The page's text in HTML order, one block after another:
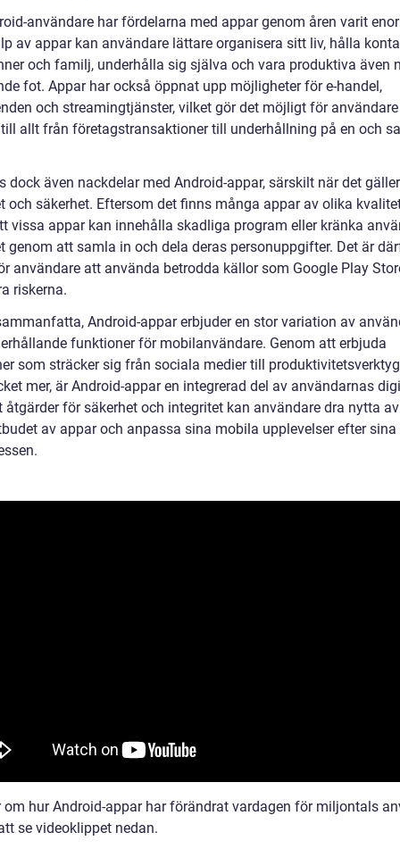
användare har fördelarna med appar genom åren varit
av appar kan användare lättare organisera sitt liv, hålla
och familj, underhålla sig själva och vara produktiva även
fot. Appar har också öppnat upp möjligheter för e-handel,
och streamingtjänster, vilket gör det möjligt för
allt från företagstransaktioner till underhållning på en och
dock även nackdelar med Android-appar, särskilt när det gäller
och säkerhet. Eftersom det finns många appar av olika
vissa appar kan innehålla skadliga program eller kränka
genom att samla in och dela deras personuppgifter. Det är
användare att använda betrodda källor som Google Play
riskerna.
Android-appar erbjuder en stor variation av
funktioner för mobilanvändare. Genom att erbjuda
som sträcker sig från sociala medier till
mer, är Android-appar en integrerad del av användarnas
åtgärder för säkerhet och integritet kan användare dra nytta
av appar och anpassa sina mobila upplevelser efter sina
om hur Android-appar har förändrat vardagen för miljontals
se videoklippet nedan.